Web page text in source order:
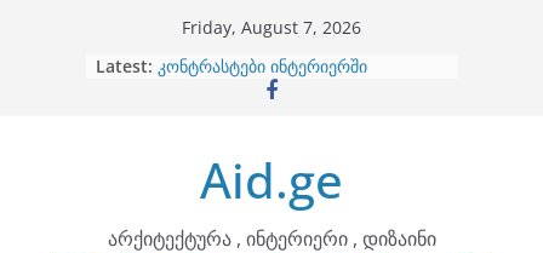
Friday, August 7, 2026
Latest: ბინების გაერთიანება
კონტრასტები ინტერიერში
ინტერიერის დიზიანი
არტემიდი წარმოგიდგენთ
Aid.ge
არქიტექტურა , ინტერიერი , დიზაინი